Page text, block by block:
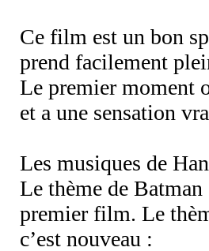
Ce film est un bon
prend facilement
Le premier moment
et a une sensation
Les musiques de
Le thème de
premier film. Le
c’est nouveau :